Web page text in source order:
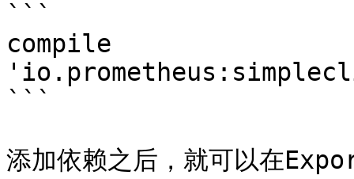
```
compile
```
添加依赖之后，就可以在